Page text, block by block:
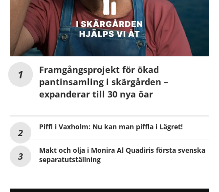
Framgångsprojekt för ökad
pantinsamling i skärgården –
expanderar till 30 nya öar
Piffl i Vaxholm: Nu kan man piffla i Lägret!
Makt och olja i Monira Al Quadiris första svenska
separatutställning